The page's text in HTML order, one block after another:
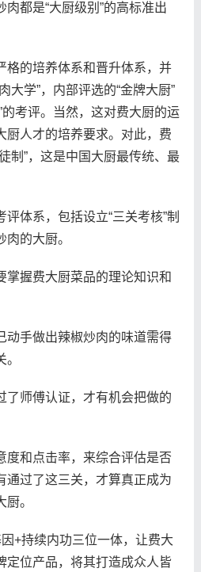
都是“大厨级别”的高标准出
格的培养体系和晋升体系，并
大学”，内部评选的“金牌大厨”
的考评。当然，这对费大厨的运
厨人才的培养要求。对此，费
制”，这是中国大厨最传统、最
体系，包括设立“三关考核”制
的大厨。
掌握费大厨菜品的理论知识和
动手做出辣椒炒肉的味道需得
了师傅认证，才有机会把做的
度和点击率，来综合评估是否
通过了这三关，才算真正成为
。
+持续内功三位一体，让费大
定位产品，将其打造成众人皆